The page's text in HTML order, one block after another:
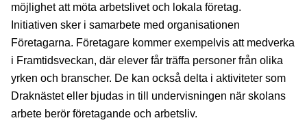
möjlighet att möta arbetslivet och lokala företag.
Initiativen sker i samarbete med organisationen
Företagarna. Företagare kommer exempelvis att medverka
i Framtidsveckan, där elever får träffa personer från olika
yrken och branscher. De kan också delta i aktiviteter som
Draknästet eller bjudas in till undervisningen när skolans
arbete berör företagande och arbetsliv.